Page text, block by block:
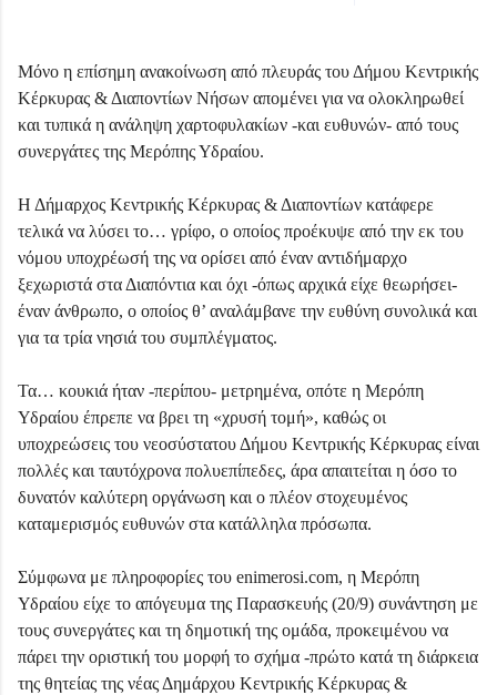
Μόνο η επίσημη ανακοίνωση από πλευράς του Δήμου Κεντρικής
Κέρκυρας & Διαποντίων Νήσων απομένει για να ολοκληρωθεί
και τυπικά η ανάληψη χαρτοφυλακίων -και ευθυνών- από τους
συνεργάτες της Μερόπης Υδραίου.
Η Δήμαρχος Κεντρικής Κέρκυρας & Διαποντίων κατάφερε
τελικά να λύσει το… γρίφο, ο οποίος προέκυψε από την εκ του
νόμου υποχρέωσή της να ορίσει από έναν αντιδήμαρχο
ξεχωριστά στα Διαπόντια και όχι -όπως αρχικά είχε θεωρήσει-
έναν άνθρωπο, ο οποίος θ’ αναλάμβανε την ευθύνη συνολικά και
για τα τρία νησιά του συμπλέγματος.
Τα… κουκιά ήταν -περίπου- μετρημένα, οπότε η Μερόπη
Υδραίου έπρεπε να βρει τη «χρυσή τομή», καθώς οι
υποχρεώσεις του νεοσύστατου Δήμου Κεντρικής Κέρκυρας είναι
πολλές και ταυτόχρονα πολυεπίπεδες, άρα απαιτείται η όσο το
δυνατόν καλύτερη οργάνωση και ο πλέον στοχευμένος
καταμερισμός ευθυνών στα κατάλληλα πρόσωπα.
Σύμφωνα με πληροφορίες του enimerosi.com, η Μερόπη
Υδραίου είχε το απόγευμα της Παρασκευής (20/9) συνάντηση με
τους συνεργάτες και τη δημοτική της ομάδα, προκειμένου να
πάρει την οριστική του μορφή το σχήμα -πρώτο κατά τη διάρκεια
της θητείας της νέας Δημάρχου Κεντρικής Κέρκυρας &